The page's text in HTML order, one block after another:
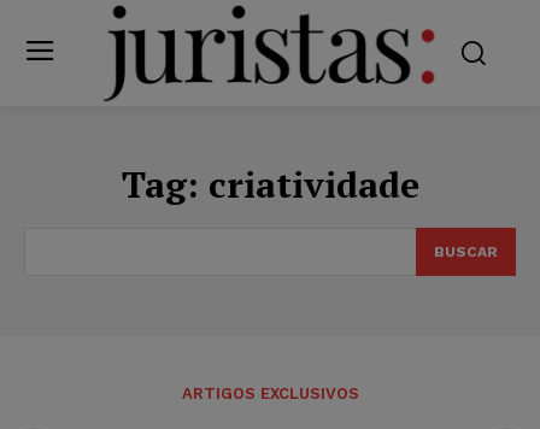
Tag: criatividade
BUSCAR
ARTIGOS EXCLUSIVOS